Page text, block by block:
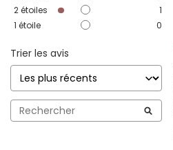
2étoiles
1
1 étoile 0
Trier les avis